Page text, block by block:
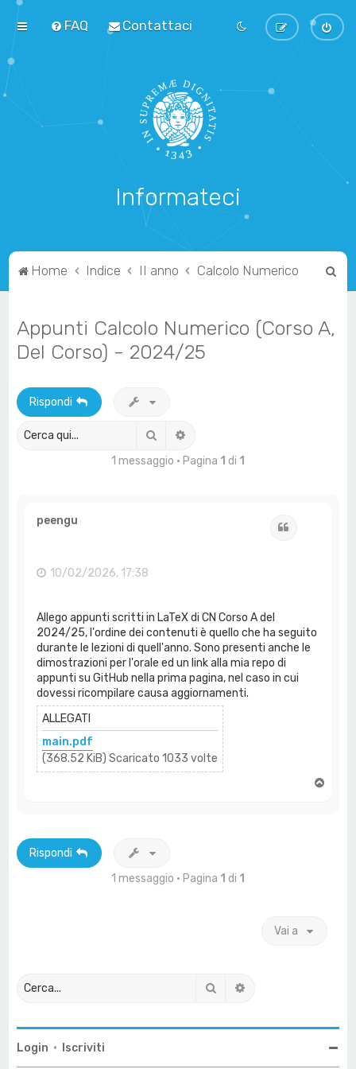
FAQ Contattaci
Informateci
Home Indice II anno Calcolo Numerico
Appunti Calcolo Numerico (Corso A,
Del Corso) - 2024/25
Rispondi
Cerca
1 messaggio • Pagina 1 di 1
peengu
10/02/2026, 17:38
Allego appunti scritti in LaTeX di CN Corso A del
2024/25, l'ordine dei contenuti è quello che ha seguito
durante le lezioni di quell'anno. Sono presenti anche le
dimostrazioni per l'orale ed un link alla mia repo di
appunti su GitHub nella prima pagina, nel caso in cui
dovessi ricompilare causa aggiornamenti.
ALLEGATI
main.pdf
(368.52 KiB) Scaricato 1033 volte
Rispondi
1 messaggio • Pagina 1 di 1
Vai a
Cerca
Login • Iscriviti